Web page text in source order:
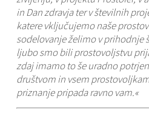
in Dan zdravja ter v številnih
katere vključujemo naše
sodelovanje želimo v prihodnje
ljubo smo bili prostovoljstvu
zdaj imamo to še uradno
društvom in vsem
priznanje pripada ravno vam.«